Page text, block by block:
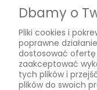
Artykuły
Jak dobierać kieliszki do
Jak podawać koniak?
Jak prawidłowo dbać o
Wybieramy kieliszki
Dbamy o
Pliki cookies i
poprawne
dostosować ofertę
zaakceptować
tych plików i
plików do swoich